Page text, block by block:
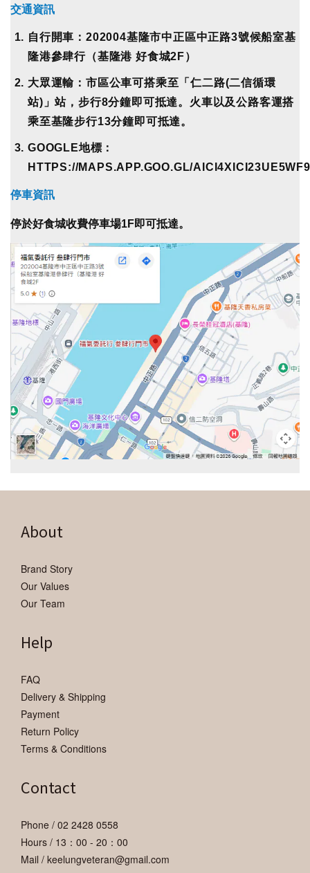
交通資訊
自行開車：202004基隆市中正區中正路3號候船室基
隆港參肆⾏（基隆港 好食城2F）
大眾運輸：市區公車可搭乘至「仁二路(二信循環
站)」站， 步行8分鐘即可抵達。 火車以及公路客運搭
乘至基隆步行13分鐘即可抵達。
GOOGLE地標：
HTTPS://MAPS.APP.GOO.GL/AICI4XICI23UE5WF9
停車資訊
停於好食城收費停車場1F即可抵達。
About
Brand Story
Our Values
Our Team
Help
FAQ
Delivery & Shipping
Payment
Return Policy
Terms & Conditions
Contact
Phone / 02 2428 0558
Hours / 13：00 - 20：00
Mail / keelungveteran@gmail.com